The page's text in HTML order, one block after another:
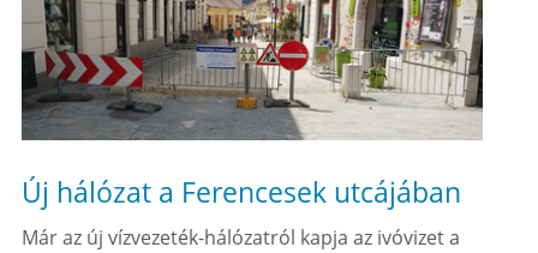
Új hálózat a Ferencesek utcájában
Már az új vízvezeték-hálózatról kapja az ivóvizet a